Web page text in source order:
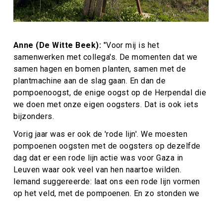
Anne (De Witte Beek): "Voor mij is het
samenwerken met collega's. De momenten dat we
samen hagen en bomen planten, samen met de
plantmachine aan de slag gaan. En dan de
pompoenoogst, de enige oogst op de Herpendal die
we doen met onze eigen oogsters. Dat is ook iets
bijzonders.
Vorig jaar was er ook de 'rode lijn'. We moesten
pompoenen oogsten met de oogsters op dezelfde
dag dat er een rode lijn actie was voor Gaza in
Leuven waar ook veel van hen naartoe wilden.
Iemand suggereerde: laat ons een rode lijn vormen
op het veld, met de pompoenen. En zo stonden we